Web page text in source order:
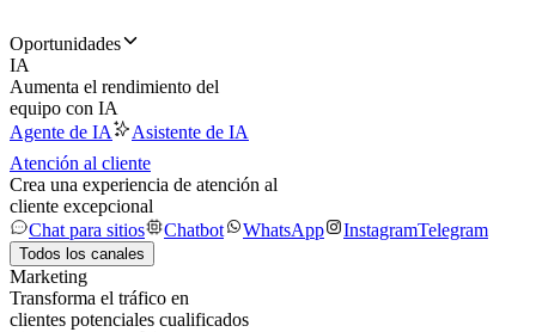
Oportunidades
IA
Aumenta el rendimiento del
equipo con IA
Agente de IA
Asistente de IA
Atención al cliente
Crea una experiencia de atención al
cliente excepcional
Chat para sitios
Chatbot WhatsApp InstagramTelegram
Todos los canales
Marketing
Transforma el tráfico en
clientes potenciales cualificados